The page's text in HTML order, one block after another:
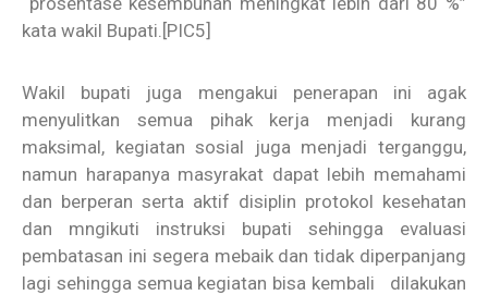
kata wakil Bupati. [PIC5]
Wakil bupati juga mengakui penerapan ini agak
menyulitkan semua pihak kerja menjadi kurang
maksimal, kegiatan sosial juga menjadi terganggu,
namun harapanya masyrakat dapat lebih memahami
dan berperan serta aktif disiplin protokol kesehatan
dan mngikuti instruksi bupati sehingga evaluasi
pembatasan ini segera mebaik dan tidak diperpanjang
lagi sehingga semua kegiatan bisa kembali dilakukan